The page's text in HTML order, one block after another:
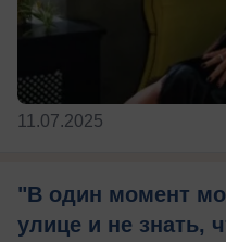
11.07.2025
"В один момент
улице и не знать,